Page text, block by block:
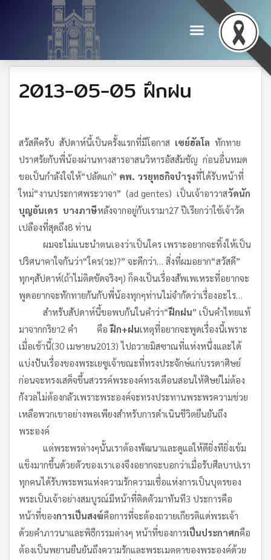
2013-05-05 ฝึกฝน
สวัสดีครับ สัปดาห์นี้เป็นครั้งแรกที่มีโอกาส เซย์ฮัลโล ทักทาย
ปราศรัยกับพี่น้องผ่านทางสารอาสนวิหารอัสสัมชัญ ก่อนอื่นหมด
ขอเป็นกำลังใจให้“ปลัดแก่” คพ. วรยุทธกิจบำรุงที่ได้รับหน้าที่
ใหม่“งานประกาศพระวาจา” (ad gentes) เป็นเจ้าอาวาสวัดนัก
บุญอันเดร บางภาษีหลังจากอยู่กับเรามา27 ปีเรียกว่าใช้เจ้าวัด
เปลืองที่สุดถึง8 ท่าน
ผมจะไม่แนะนำตนเองว่าเป็นใคร เพราะอยากจะทิ้งให้เป็น
ปริศนาคาใจกันว่า“ใคร(วะ)?” จะดีกว่า… สิ่งที่ผมอยาก“สวัสดี”
ทุกๆสัปดาห์(ถ้าไม่ติดขัดจริงๆ) ก็คงเป็นเรื่องสัพเพเหระที่อยากจะ
พูดอยากจะทักทายกันกับพี่น้องทุกๆท่านไม่จำกัดว่าเรื่องอะไร…
สำหรับสัปดาห์นี้ขอพบกันในคำว่า“ฝึกฝน” เป็นคำไทยแท้
มาจากกริยา2 คำ คือฝึก+ฝนเหตุที่อยากจะพูดเรื่องนี้เพราะ
เมื่อเช้านี้(30 เมษายน2013) ไปถวายมิสซาณที่แห่งหนึ่งและได้
แบ่งปันเรื่องของพระเยซูเจ้าขณะที่ทรงประจักษ์แก่บรรดาศิษย์
ก่อนจะทรงเสด็จขึ้นสวรรค์พระองค์ทรงเตือนสอนให้ศิษย์ไม่ต้อง
กังวลไม่ต้องกลัวเพราะพระองค์จะทรงประทานพระพรความช่วย
เหลือพวกเขาอย่างพอเพียงสำหรับการดำเนินชีวิตยืนยันถึง
พระองค์
แต่พระพรต่างๆนั้นเราต้องพัฒนาและดูแลให้ดียิ่งทียิ่งเข้ม
แข็งมากขึ้นด้วยตัวของเราเองจึงอยากจะบอกว่าเมื่อรับศีลบาปเรา
ทุกคนได้รับพระพรแห่งความรักความเชื่อแห่งการเป็นบุตรของ
พระเป็นเจ้าอย่างสมบูรณ์มีหน้าที่ติดตัวมาทันที3 ประการคือ
หน้าที่ของการเป็นสงฆ์คือการที่จะต้องถวายเกียรติแด่พระเจ้า
ด้วยคำภาวนาและพิธีกรรมต่างๆ หน้าที่ของการเป็นประกาศกคือ
ต้องเป็นพยานยืนยันถึงความรักและพระเมตตาของพระองค์ด้วย